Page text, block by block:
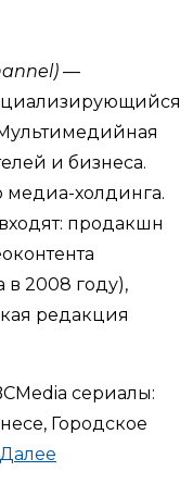
—
и бизнеса.
медиа-холдинга.
продакшн
в 2008 году),
редакция
сериалы:
Городское
Далее